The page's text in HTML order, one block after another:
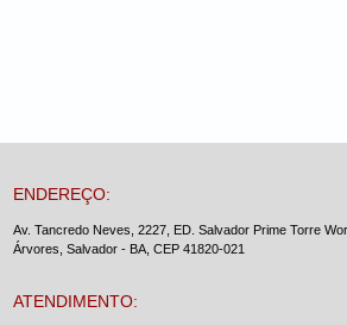
ENDEREÇO:
Av. Tancredo Neves, 2227, ED. Salvador Prime Torre
Árvores, Salvador - BA, CEP 41820-021
ATENDIMENTO: